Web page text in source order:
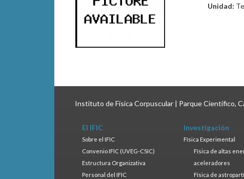
Unidad:
Instituto de Física Corpuscular | Parque Científico,
El IFIC
Sobre el IFIC
Convenio IFIC (UVEG-CSIC)
Estructura Organizativa
Personal del IFIC
Investigación
Física Experimental
Física de altas
aceleradores
Física de